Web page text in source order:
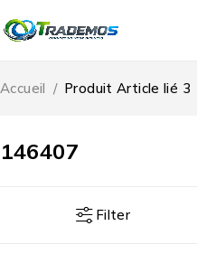
146407
Accueil / Produit Article lié 3
Filter